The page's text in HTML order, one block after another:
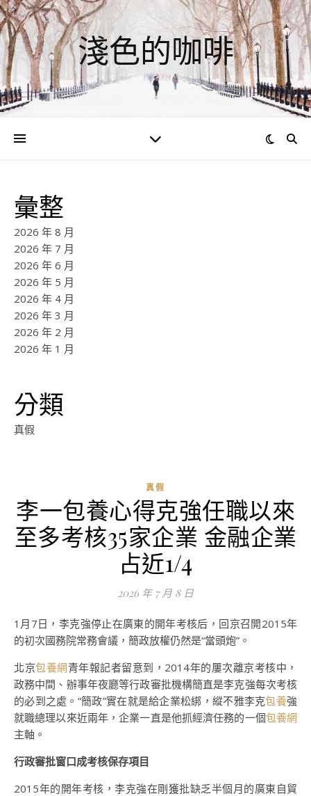
淺色的咖啡
彙整
2026 年 8 月
2026 年 7 月
2026 年 6 月
2026 年 5 月
2026 年 4 月
2026 年 3 月
2026 年 2 月
2026 年 1 月
分類
真假
真假
李一包養心得克強任職以來
至多考核35家企業 金融企業
占近1/4
2026 年 7 月 8 日
1月7日，李克強停止在廣東的開年考核后，回京召開2015年
的初次國務院常務會議，簡政放權仍然是“當頭炮”。
北京包養網青年報記者留意到，2014年的屢次離京考核中，
政務中間、辦事年夜廳等行政審批機構簡直是李克強每次考核
的必到之處。“簡政”實在就是給企業松綁，縱不雅李克包養強
就職總理以來近兩年，企業一直是他抓經濟任務的一個包養網
主軸。
行政審批窗口成考核保存項目
2015年的開年考核，李克強在剛獲批缺乏半個月的廣東自貿